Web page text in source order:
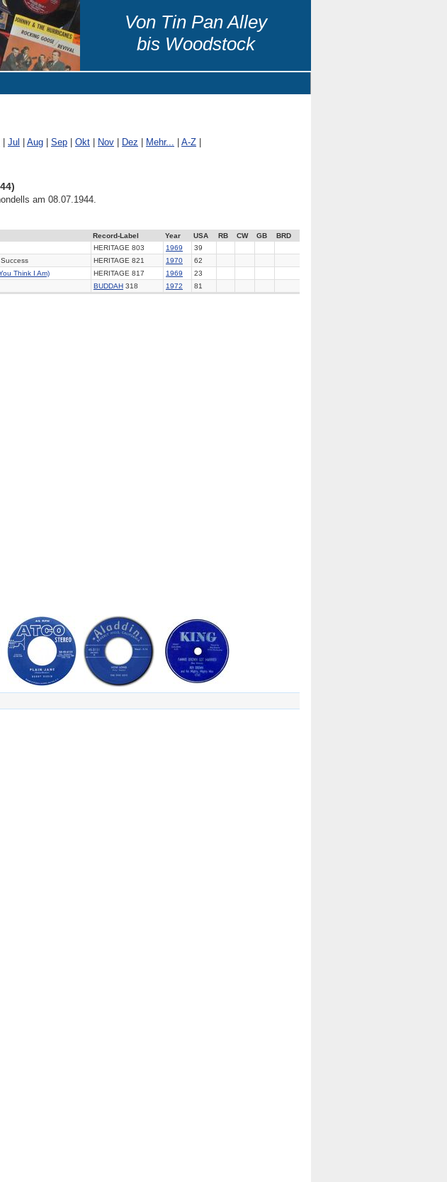
Von Tin Pan Alley
bis Woodstock
Jul Aug Sep Okt Nov Dez Mehr... A-Z
am 08.07.1944.
Record-Label Year USA RB CW GB
BRD
HERITAGE 803 1969
39
HERITAGE 821 1970
62
Think I Am) HERITAGE 817 1969
23
BUDDAH 318 1972 81